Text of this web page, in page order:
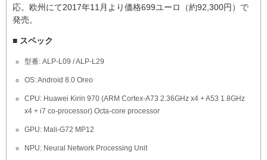
応。欧州にて2017年11月より価格699ユーロ（約92,300円）で
発売。
■ スペック
型番: ALP-L09 / ALP-L29
OS: Android 8.0 Oreo
CPU: Huawei Kirin 970 (ARM Cortex-A73 2.36GHz x4 + A53 1.8GHz
x4 + i7 co-processor) Octa-core processor
GPU: Mali-G72 MP12
NPU: Neural Network Processing Unit